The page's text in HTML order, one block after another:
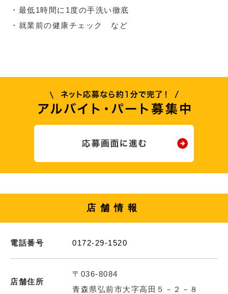
・最低1時間に1度の手洗い徹底
・就業前の健康チェック など
店舗情報
電話番号 0172-29-1520
店舗住所
〒036-8084
青森県弘前市大字高田５－２－８